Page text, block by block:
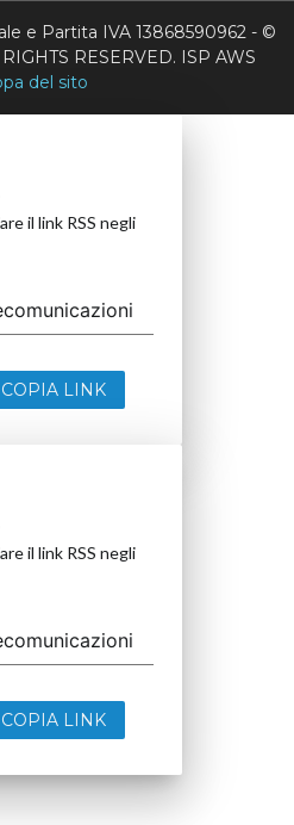
e Partita IVA 13868590962 - ©
RESERVED. ISP AWS
del sito
il link RSS negli
COPIA LINK
il link RSS negli
COPIA LINK